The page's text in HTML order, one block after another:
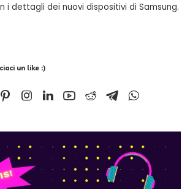
i dettagli dei nuovi dispositivi di Samsung.
un like :)